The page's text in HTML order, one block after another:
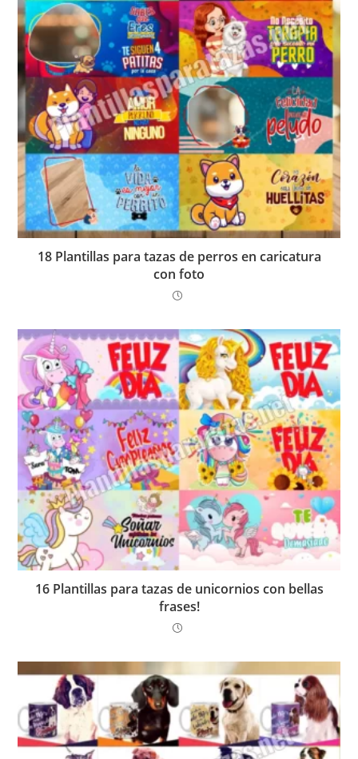
18 Plantillas para tazas de perros en caricatura
con foto
16 Plantillas para tazas de unicornios con bellas
frases!